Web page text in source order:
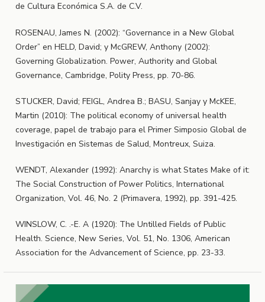
de Cultura Económica S.A. de C.V.
ROSENAU, James N. (2002): “Governance in a New Global
Order” en HELD, David; y McGREW, Anthony (2002):
Governing Globalization. Power, Authority and Global
Governance, Cambridge, Polity Press, pp. 70-86.
STUCKER, David; FEIGL, Andrea B.; BASU, Sanjay y McKEE,
Martin (2010): The political economy of universal health
coverage, papel de trabajo para el Primer Simposio Global de
Investigación en Sistemas de Salud, Montreux, Suiza.
WENDT, Alexander (1992): Anarchy is what States Make of it:
The Social Construction of Power Politics, International
Organization, Vol. 46, No. 2 (Primavera, 1992), pp. 391-425.
WINSLOW, C. .-E. A (1920): The Untilled Fields of Public
Health. Science, New Series, Vol. 51, No. 1306, American
Association for the Advancement of Science, pp. 23-33.